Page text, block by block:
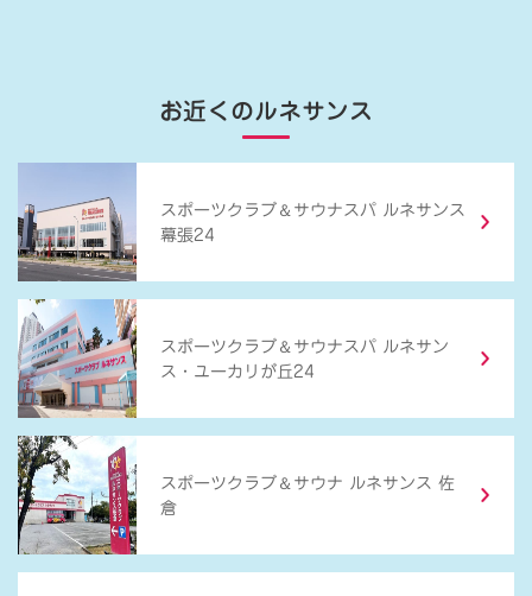
お近くのルネサンス
スポーツクラブ ＆ サウナスパ ルネサンス
幕張24
スポーツクラブ ＆ サウナスパ ルネサン
ス・ユーカリが丘24
スポーツクラブ ＆ サウナ ルネサンス 佐
倉